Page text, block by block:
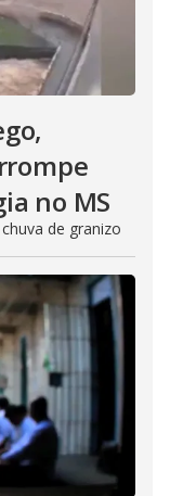
no MS
de granizo